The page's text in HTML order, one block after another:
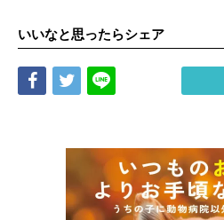
いいなと思ったらシェア
Share Tweet